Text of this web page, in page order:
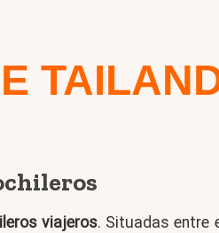
viajeros. Situadas entre